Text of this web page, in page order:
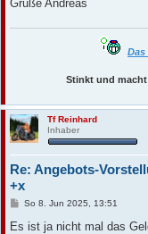
Grüße Andreas
Das
Stinkt und macht
Tf Reinhard
Inhaber
Re: Angebots-
+x
B
i
So 8. Jun 2025, 13:51
Es ist ja nicht mal das